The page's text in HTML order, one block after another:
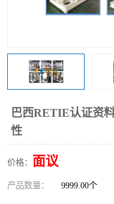
巴西RETIE认证资
性
价格： 面议
产品数量： 9999.00个